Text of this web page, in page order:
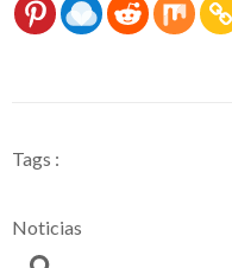
Tags :
Noticias